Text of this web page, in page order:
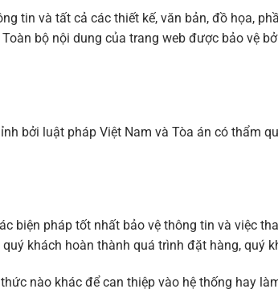
tin và tất cả các thiết kế, văn bản, đồ họa,
bộ nội dung của trang web được bảo vệ
bởi luật pháp Việt Nam và Tòa án có thẩm
biện pháp tốt nhất bảo vệ thông tin và việc
khách hoàn thành quá trình đặt hàng, quý
nào khác để can thiệp vào hệ thống hay